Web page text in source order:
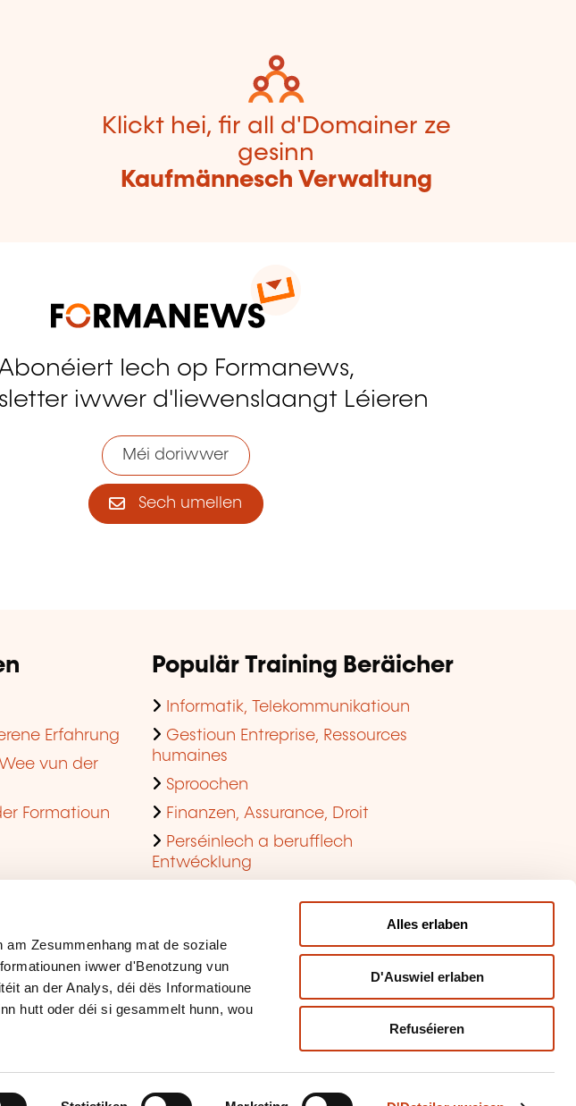
am Zesummenhang mat de soziale
iwwer d'Benotzung vun
an der Analys, déi dës Informatioune
hutt oder déi si gesammelt hunn, wou
Alles erlaben
D'Auswiel erlaben
Refuséieren
Klickt hei, fir all d'Domainer ze
gesinn
Kaufmännesch Verwaltung
Iech op Formanews,
iwwer d'liewenslaangt Léieren
Méi doriwwer
Sech umellen
Erfahrung
vun der
Formatioun
Populär Training Beräicher
Informatik, Telekommunikatioun
Gestioun Entreprise, Ressources
humaines
Sproochen
Finanzen, Assurance, Droit
Perséinlech a berufflech
Entwécklung